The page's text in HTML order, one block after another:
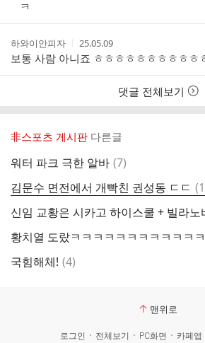
자
간
ㅋ
작
성
자
하와이안피자
작
성
시
간
25.05.09
보통 사람 아니죠 ㅎㅎㅎㅎㅎㅎㅎㅎㅎㅎ
댓글 전체보기
非스포츠 게시판 다른글
워터 파크 극한 알바 댓
(7)
김문수 면전에서 개빡친 권성동 ㄷㄷ 댓
글
(
국힘해체! 댓
(4)
맨위로
로그인 전체보기 PC화면 카페앱